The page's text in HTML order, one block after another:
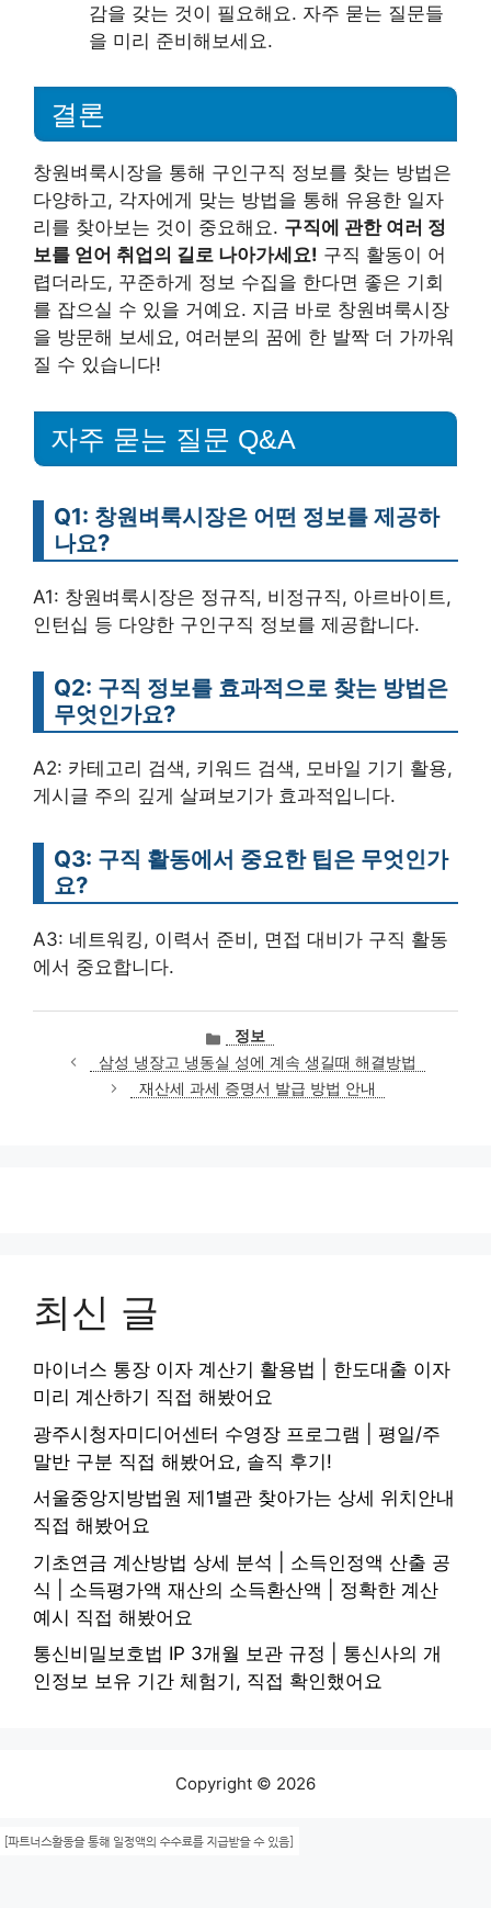
감을 갖는 것이 필요해요. 자주 묻는 질문들
을 미리 준비해보세요.
결론
창원벼룩시장을 통해 구인구직 정보를 찾는 방법은
다양하고, 각자에게 맞는 방법을 통해 유용한 일자
리를 찾아보는 것이 중요해요. 구직에 관한 여러 정
보를 얻어 취업의 길로 나아가세요! 구직 활동이 어
렵더라도, 꾸준하게 정보 수집을 한다면 좋은 기회
를 잡으실 수 있을 거예요. 지금 바로 창원벼룩시장
을 방문해 보세요, 여러분의 꿈에 한 발짝 더 가까워
질 수 있습니다!
자주 묻는 질문 Q&A
Q1: 창원벼룩시장은 어떤 정보를 제공하
나요?
A1: 창원벼룩시장은 정규직, 비정규직, 아르바이트,
인턴십 등 다양한 구인구직 정보를 제공합니다.
Q2: 구직 정보를 효과적으로 찾는 방법은
무엇인가요?
A2: 카테고리 검색, 키워드 검색, 모바일 기기 활용,
게시글 주의 깊게 살펴보기가 효과적입니다.
Q3: 구직 활동에서 중요한 팁은 무엇인가
요?
A3: 네트워킹, 이력서 준비, 면접 대비가 구직 활동
에서 중요합니다.
카
테
고
리
정보
삼성 냉장고 냉동실 성에 계속 생길때 해결방법
재산세 과세 증명서 발급 방법 안내
최신 글
마이너스 통장 이자 계산기 활용법 | 한도대출 이자
미리 계산하기 직접 해봤어요
광주시청자미디어센터 수영장 프로그램 | 평일/주
말반 구분 직접 해봤어요, 솔직 후기!
서울중앙지방법원 제1별관 찾아가는 상세 위치안내
직접 해봤어요
기초연금 계산방법 상세 분석 | 소득인정액 산출 공
식 | 소득평가액 재산의 소득환산액 | 정확한 계산
예시 직접 해봤어요
통신비밀보호법 IP 3개월 보관 규정 | 통신사의 개
인정보 보유 기간 체험기, 직접 확인했어요
Copyright © 2026